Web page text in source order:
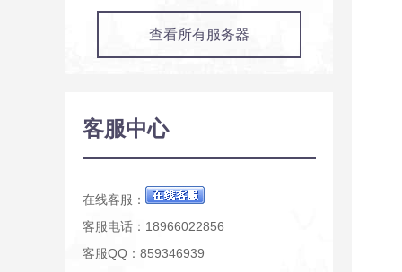
查看所有服务器
客服中心
在线客服：
客服电话：18966022856
客服QQ：859346939